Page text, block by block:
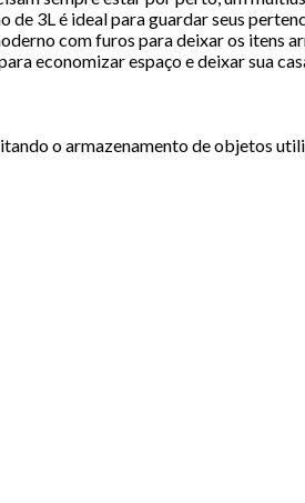
3L é ideal para guardar seus
com furos para deixar os itens
economizar espaço e deixar sua
o armazenamento de objetos